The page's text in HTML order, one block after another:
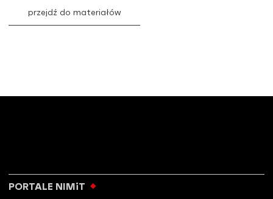
przejdź do materiałów
PORTALE NIMiT